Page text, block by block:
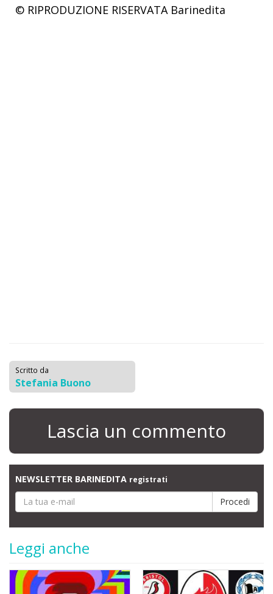
© RIPRODUZIONE RISERVATA Barinedita
Scritto da
Stefania Buono
Lascia un commento
NEWSLETTER BARINEDITA registrati
Leggi anche